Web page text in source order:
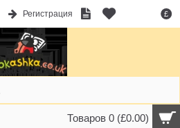
£
Регистрация
Товаров 0 (£0.00)